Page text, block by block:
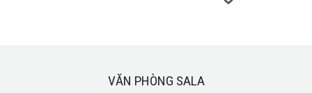
VĂN PHÒNG SALA